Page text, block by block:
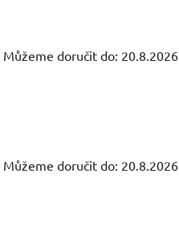
Můžeme doručit do: 20.8.2026
Můžeme doručit do: 20.8.2026